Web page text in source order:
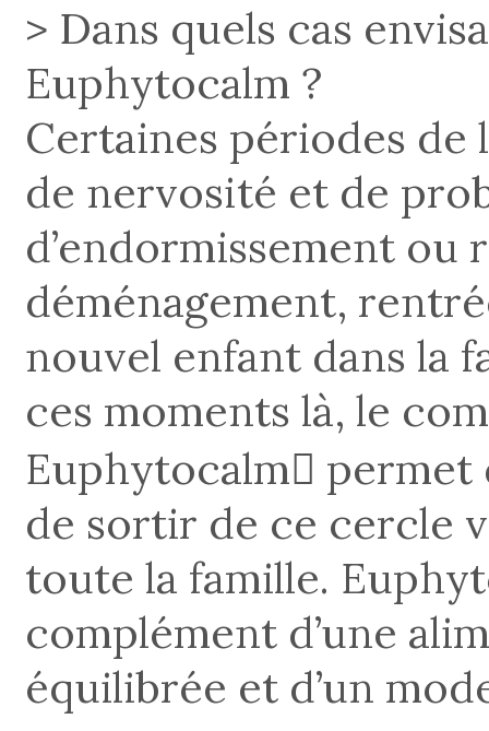
> Dans quels cas
Euphytocalm ?
Certaines périodes
de nervosité et de
d’endormissement ou
déménagement,
nouvel enfant dans la
ces moments là, le
Euphytocalm permet
de sortir de ce cercle
toute la famille.
complément d’une
équilibrée et d’un